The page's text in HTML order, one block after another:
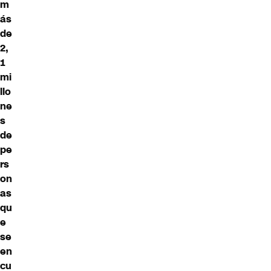
m
ás
de
2,
1
mi
llo
ne
s
de
pe
rs
on
as
qu
e
se
en
cu